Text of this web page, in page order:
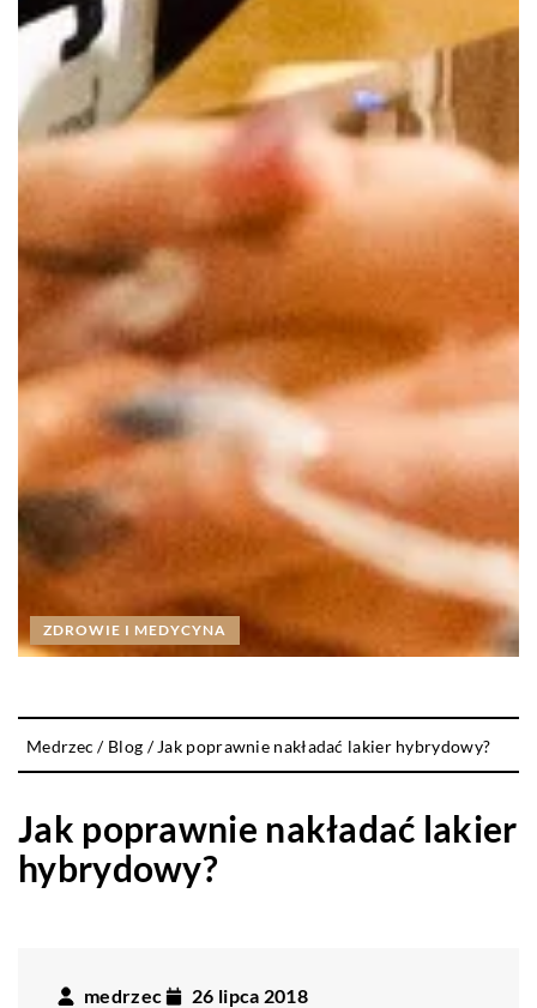
ZDROWIE I MEDYCYNA
Medrzec / Blog / Jak poprawnie nakładać lakier hybrydowy?
Jak poprawnie nakładać lakier
hybrydowy?
medrzec
26 lipca 2018